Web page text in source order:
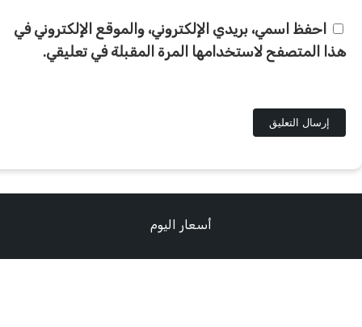
احفظ اسمي، بريدي الإلكتروني، والموقع الإلكتروني في
هذا المتصفح لاستخدامها المرة المقبلة في تعليقي.
أسعار اليوم